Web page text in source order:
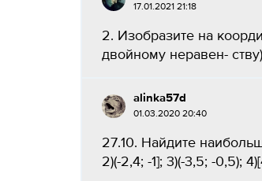
17.01.2021 21:18
2. Изобразите на
двойному неравен-
alinka57d
01.03.2020 20:40
27.10. Найдите
2)(-2,4; -1]; 3)(-3,5; -0,5);